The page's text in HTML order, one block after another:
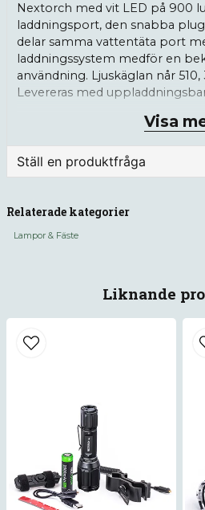
Liknande
Nextorch med vit LED på 900
laddningsport, den snabba
delar samma vattentäta port
laddningssystem medför en
användning. Ljuskäglan når 510,
Levereras med
Information
Diod: LUMINUS SST-20
Uteffekt：
Drifttid：2h 15min/2h
Batteri：1*18650 eller
Längd ljuskägla：
diameter)
Vikt：142g（utan
Slagtålighet：1m
Vattentäthet：IPX-8
Visa
Ställ en produktfråga
Fråga oss något om denna
email
Mejladress
Ja, ni får publicera min
Relaterade kategorier
Lampor & Fäste